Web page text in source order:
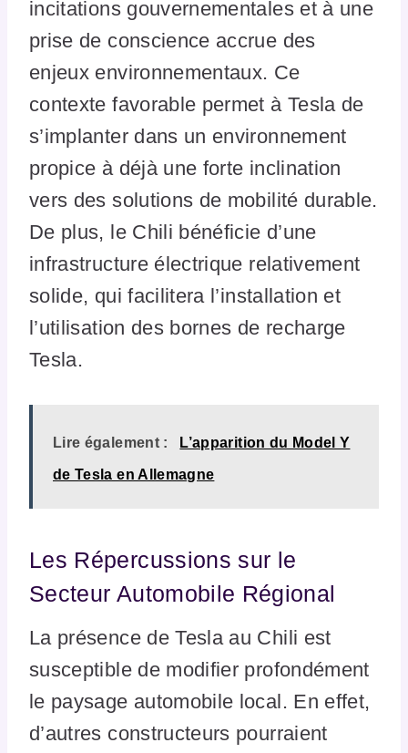
incitations gouvernementales et à une
prise de conscience accrue des
enjeux environnementaux. Ce
contexte favorable permet à Tesla de
s’implanter dans un environnement
propice à déjà une forte inclination
vers des solutions de mobilité durable.
De plus, le Chili bénéficie d’une
infrastructure électrique relativement
solide, qui facilitera l’installation et
l’utilisation des bornes de recharge
Tesla.
Lire également : L’apparition du Model Y
de Tesla en Allemagne
Les Répercussions sur le
Secteur Automobile Régional
La présence de Tesla au Chili est
susceptible de modifier profondément
le paysage automobile local. En effet,
d’autres constructeurs pourraient